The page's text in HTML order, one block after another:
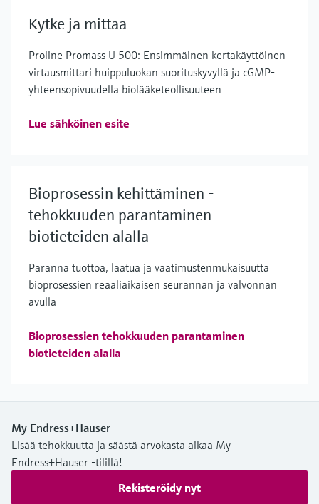
Kytke ja mittaa
Proline Promass U 500: Ensimmäinen kertakäyttöinen
virtausmittari huippuluokan suorituskyvyllä ja cGMP-
yhteensopivuudella biolääketeollisuuteen
Lue sähköinen esite
Bioprosessin kehittäminen -
tehokkuuden parantaminen
biotieteiden alalla
Paranna tuottoa, laatua ja vaatimustenmukaisuutta
bioprosessien reaaliaikaisen seurannan ja valvonnan
avulla
Bioprosessien tehokkuuden parantaminen
biotieteiden alalla
My Endress+Hauser
Lisää tehokkuutta ja säästä arvokasta aikaa My
Endress+Hauser -tilillä!
Rekisteröidy nyt